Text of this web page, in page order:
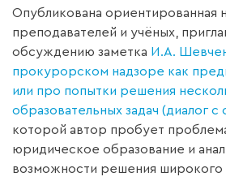
Опубликована ориентированная
преподавателей и учёных,
обсуждению заметка И.А.
прокурорском надзоре как
или про попытки решения
образовательных задач (диалог
которой автор пробует
юридическое образование и
возможности решения широкого